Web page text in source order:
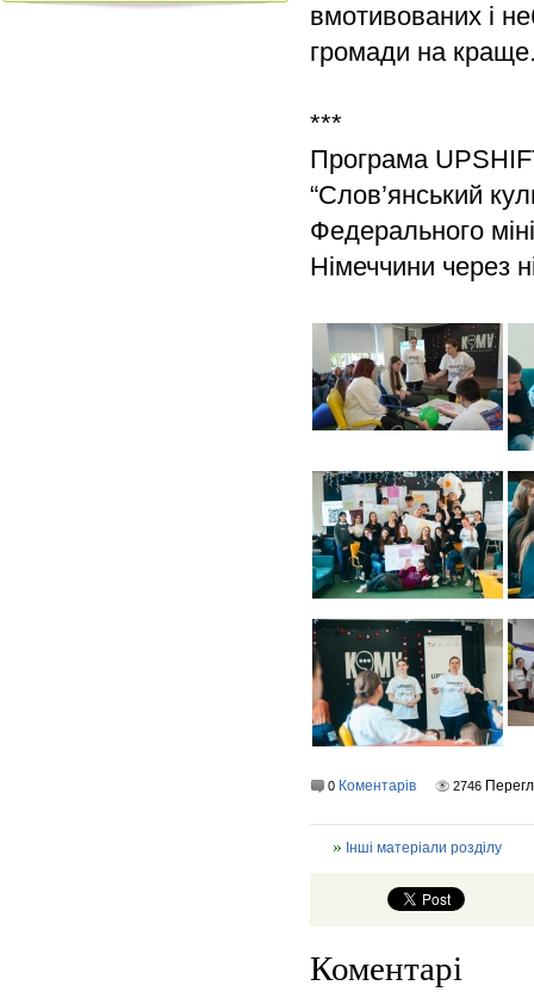
вмотивованих і
громади на
***
Програма
“Слов’янський
Федерального
Німеччини через
0 Коментарів 2746
Інші матеріали розділу
Коментарі